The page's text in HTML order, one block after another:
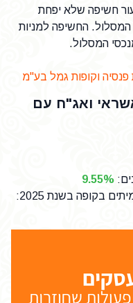
חשיפה שלא יפחת
על 120% מנכסי המסלול. החשיפה למניות
וקופות גמל בע"מ
ואג"ח עם
:
9.55%
בקופה בשנת 2025
: